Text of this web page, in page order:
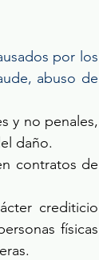
por los
abuso de
y no penales,
daño.
contratos de
crediticio
físicas